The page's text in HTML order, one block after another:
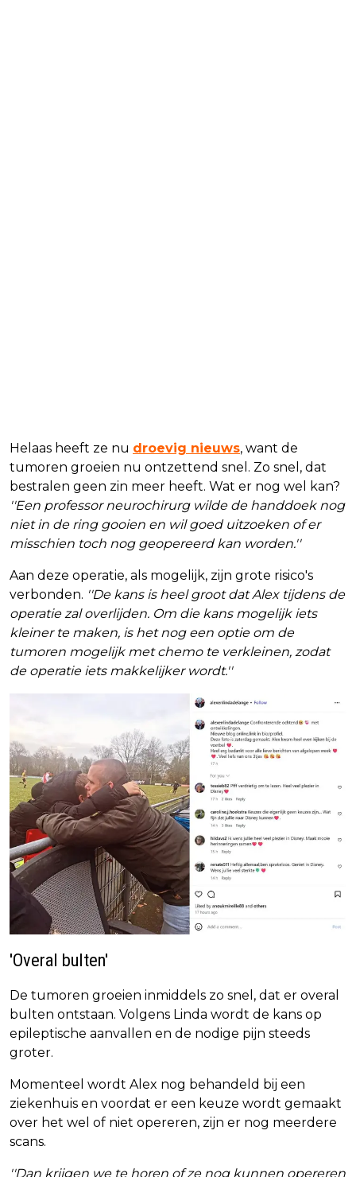
Helaas heeft ze nu droevig nieuws, want de
tumoren groeien nu ontzettend snel. Zo snel, dat
bestralen geen zin meer heeft. Wat er nog wel kan?
''Een professor neurochirurg wilde de handdoek nog
niet in de ring gooien en wil goed uitzoeken of er
misschien toch nog geopereerd kan worden.''
Aan deze operatie, als mogelijk, zijn grote risico's
verbonden. ''De kans is heel groot dat Alex tijdens de
operatie zal overlijden. Om die kans mogelijk iets
kleiner te maken, is het nog een optie om de
tumoren mogelijk met chemo te verkleinen, zodat
de operatie iets makkelijker wordt.''
'Overal bulten'
De tumoren groeien inmiddels zo snel, dat er overal
bulten ontstaan. Volgens Linda wordt de kans op
epileptische aanvallen en de nodige pijn steeds
groter.
Momenteel wordt Alex nog behandeld bij een
ziekenhuis en voordat er een keuze wordt gemaakt
over het wel of niet opereren, zijn er nog meerdere
scans.
''Dan krijgen we te horen of ze nog kunnen opereren